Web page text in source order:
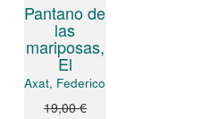
Pantano de
las
mariposas,
El
Axat, Federico
19,00 €